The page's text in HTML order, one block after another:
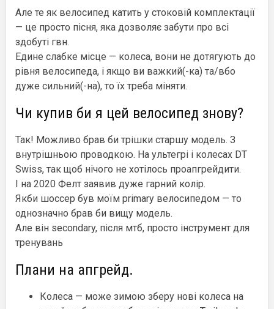
Але те як велосипед катить у стоковій комплектації
— це просто пісня, яка дозволяє забути про всі
здобуті гвн.
Едине слабке місце — колеса, вони не дотягують до
рівня велосипеда, і якщо ви важкий(-ка) та/вбо
дуже сильний(-на), то їх треба міняти.
Чи купив би я цей велосипед знову?
Так! Можливо брав би трішки старшу модель. З
внутрішньою проводкою. На ультегрі і колесах DT
Swiss, так щоб нічого не хотілось проапгрейдити.
І на 2020 Фелт заявив дуже гарний колір.
Якби шоссер був моїм primary велосипедом — то
однозначно брав би вищу модель.
Але він secondary, після мтб, просто інструмент для
тренувань
Плани на апгрейд.
Колеса — може зимою зберу нові колеса на